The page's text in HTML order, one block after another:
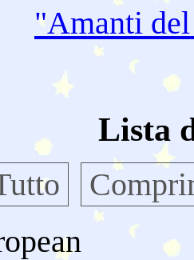
"Amanti
Lista